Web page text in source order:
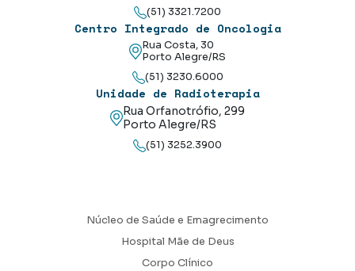
(51) 3321.7200
Centro Integrado de Oncologia
Rua Costa, 30
Porto Alegre/RS
(51) 3230.6000
Unidade de Radioterapia
Rua Orfanotrófio, 299
Porto Alegre/RS
(51) 3252.3900
Núcleo de Saúde e Emagrecimento
Hospital Mãe de Deus
Corpo Clínico